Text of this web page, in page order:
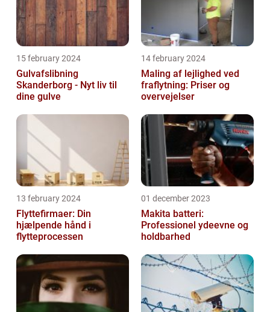
15 february 2024
Gulvafslibning
Skanderborg - Nyt liv til
dine gulve
14 february 2024
Maling af lejlighed ved
fraflytning: Priser og
overvejelser
13 february 2024
Flyttefirmaer: Din
hjælpende hånd i
flytteprocessen
01 december 2023
Makita batteri:
Professionel ydeevne og
holdbarhed